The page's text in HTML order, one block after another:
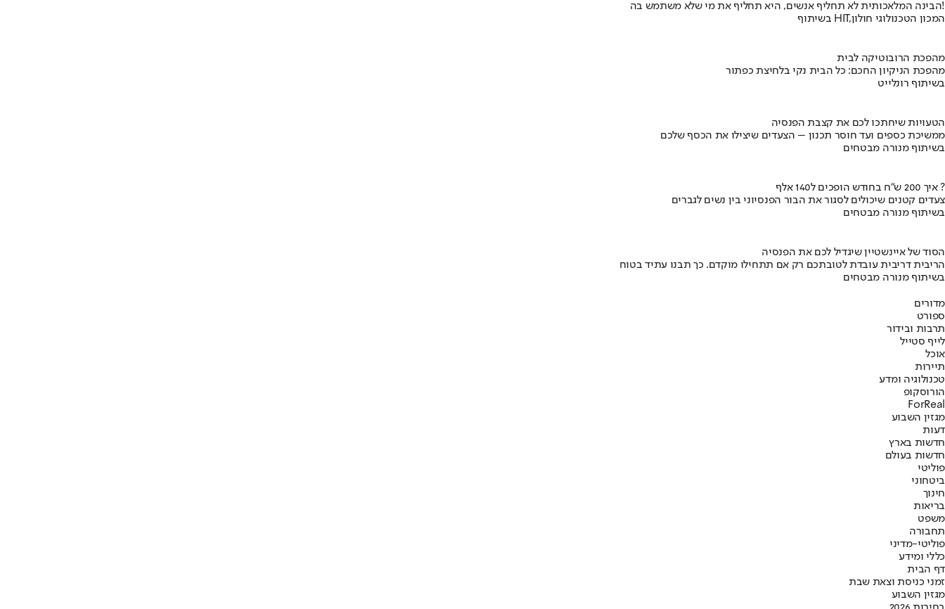
הבינה המלאכותית לא תחליף אנשים, היא תחליף את מי שלא משתמש בה!
בשיתוף HIT,המכון הטכנולוגי חולון
מהפכת הרובוטיקה לבית
מהפכת הניקיון החכם: כל הבית נקי בלחיצת כפתור
בשיתוף רונלייט
הטעויות שיחתכו לכם את קצבת הפנסיה
ממשיכת כספים ועד חוסר תכנון – הצעדים שיצילו את הכסף שלכם
בשיתוף מנורה מבטחים
איך 200 ש"ח בחודש הופכים ל140 אלף ?
צעדים קטנים שיכולים לסגור את הבור הפנסיוני בין נשים לגברים
בשיתוף מנורה מבטחים
הסוד של איינשטיין שיגדיל לכם את הפנסיה
הריבית דריבית עובדת לטובתכם רק אם תתחילו מוקדם. כך תבנו עתיד בטוח
בשיתוף מנורה מבטחים
מדורים
ספורט
תרבות ובידור
לייף סטייל
אוכל
תיירות
טכנולוגיה ומדע
הורוסקופ
ForReal
מגזין השבוע
דעות
חדשות בארץ
חדשות בעולם
פוליטי
ביטחוני
חינוך
בריאות
משפט
תחבורה
פוליטי-מדיני
כללי ומידע
דף הבית
זמני כניסת וצאת שבת
מגזין השבוע